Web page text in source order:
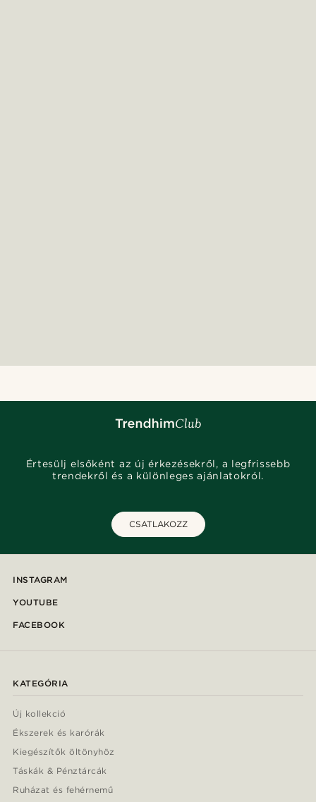
Értesülj elsőként az új érkezésekről, a legfrissebb
trendekről és a különleges ajánlatokról.
CSATLAKOZZ
INSTAGRAM
YOUTUBE
FACEBOOK
KATEGÓRIA
Új kollekció
Ékszerek és karórák
Kiegészítők öltönyhöz
Táskák & Pénztárcák
Ruházat és fehérnemű